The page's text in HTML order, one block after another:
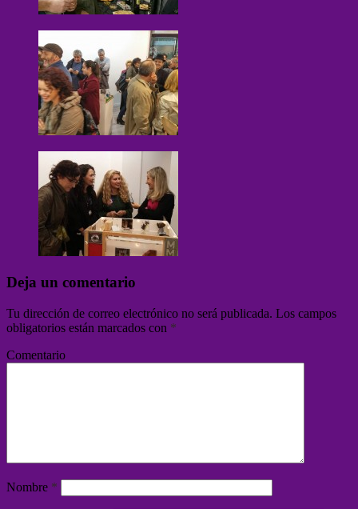
Deja un comentario
Tu dirección de correo electrónico no será publicada. Los campos
obligatorios están marcados con *
Comentario
Nombre *